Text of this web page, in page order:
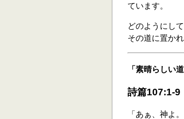
ています。
どのようにし
その道に置か
「素晴らしい
詩篇107:1-9
「あぁ、神よ